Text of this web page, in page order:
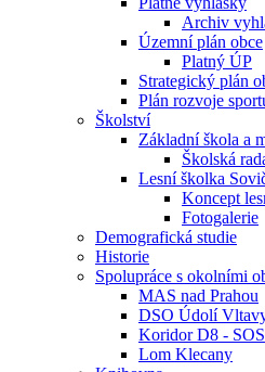
Archiv
Územní plán obce
Platný ÚP
Strategický plán
Plán rozvoje
Školství
Základní škola a
Školská
Lesní školka
Koncept
Fotogalerie
Demografická studie
Historie
Spolupráce s okolními
MAS nad Prahou
DSO Údolí
Koridor D8 - SOS
Lom Klecany